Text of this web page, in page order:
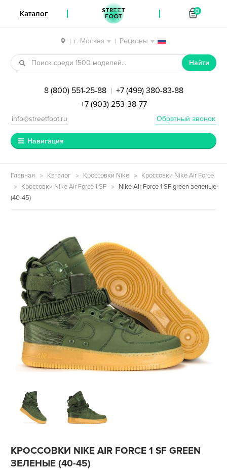
| г. Москва | Регионы
Перейти к навигации
Перейти к содержимому
Найти
8 (800) 551-25-88 | +7 (499) 380-83-88
+7 (903) 253-38-77
Обратный звонок
info@streetfoot.ru
Навигация
Главная Каталог Кроссовки Nike
Кроссовки Nike Air Force
Кроссовки Nike Air Force 1 SF
Nike Air Force 1 SF green зеленые
(40-45)
КРОССОВКИ NIKE AIR FORCE 1 SF GREEN
ЗЕЛЕНЫЕ (40-45)
Каталог STREET
FOOT
0